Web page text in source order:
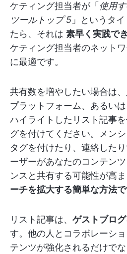
ケティング担当者が「 使用
ツールトップ 5 」というタ
たら、それは 素早く実践で
ケティング担当者のネット
に最適です。
共有数を増やしたい場合は、
プラットフォーム、あるい
ハイライトしたリスト記事
グを付けてください。メン
タグを付けたり、連絡した
ーザーがあなたのコンテン
ンスと共有する可能性が高ま
ーチを拡大する簡単な方法で
リスト記事は、 ゲストブログ
す。他の人とコラボレーシ
テンツが強化されるだけでな